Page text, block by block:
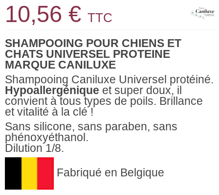
10,56 € TTC
SHAMPOOING POUR CHIENS ET
CHATS UNIVERSEL PROTEINE
MARQUE CANILUXE
Shampooing Caniluxe Universel protéiné.
Hypoallergénique et super doux, il
convient à tous types de poils. Brillance
et vitalité à la clé !
Sans silicone, sans paraben, sans
phénoxyéthanol.
Dilution 1/8.
Fabriqué en Belgique